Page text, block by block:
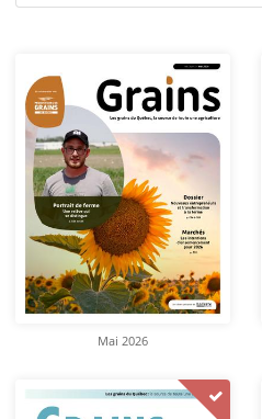
Mai 2026